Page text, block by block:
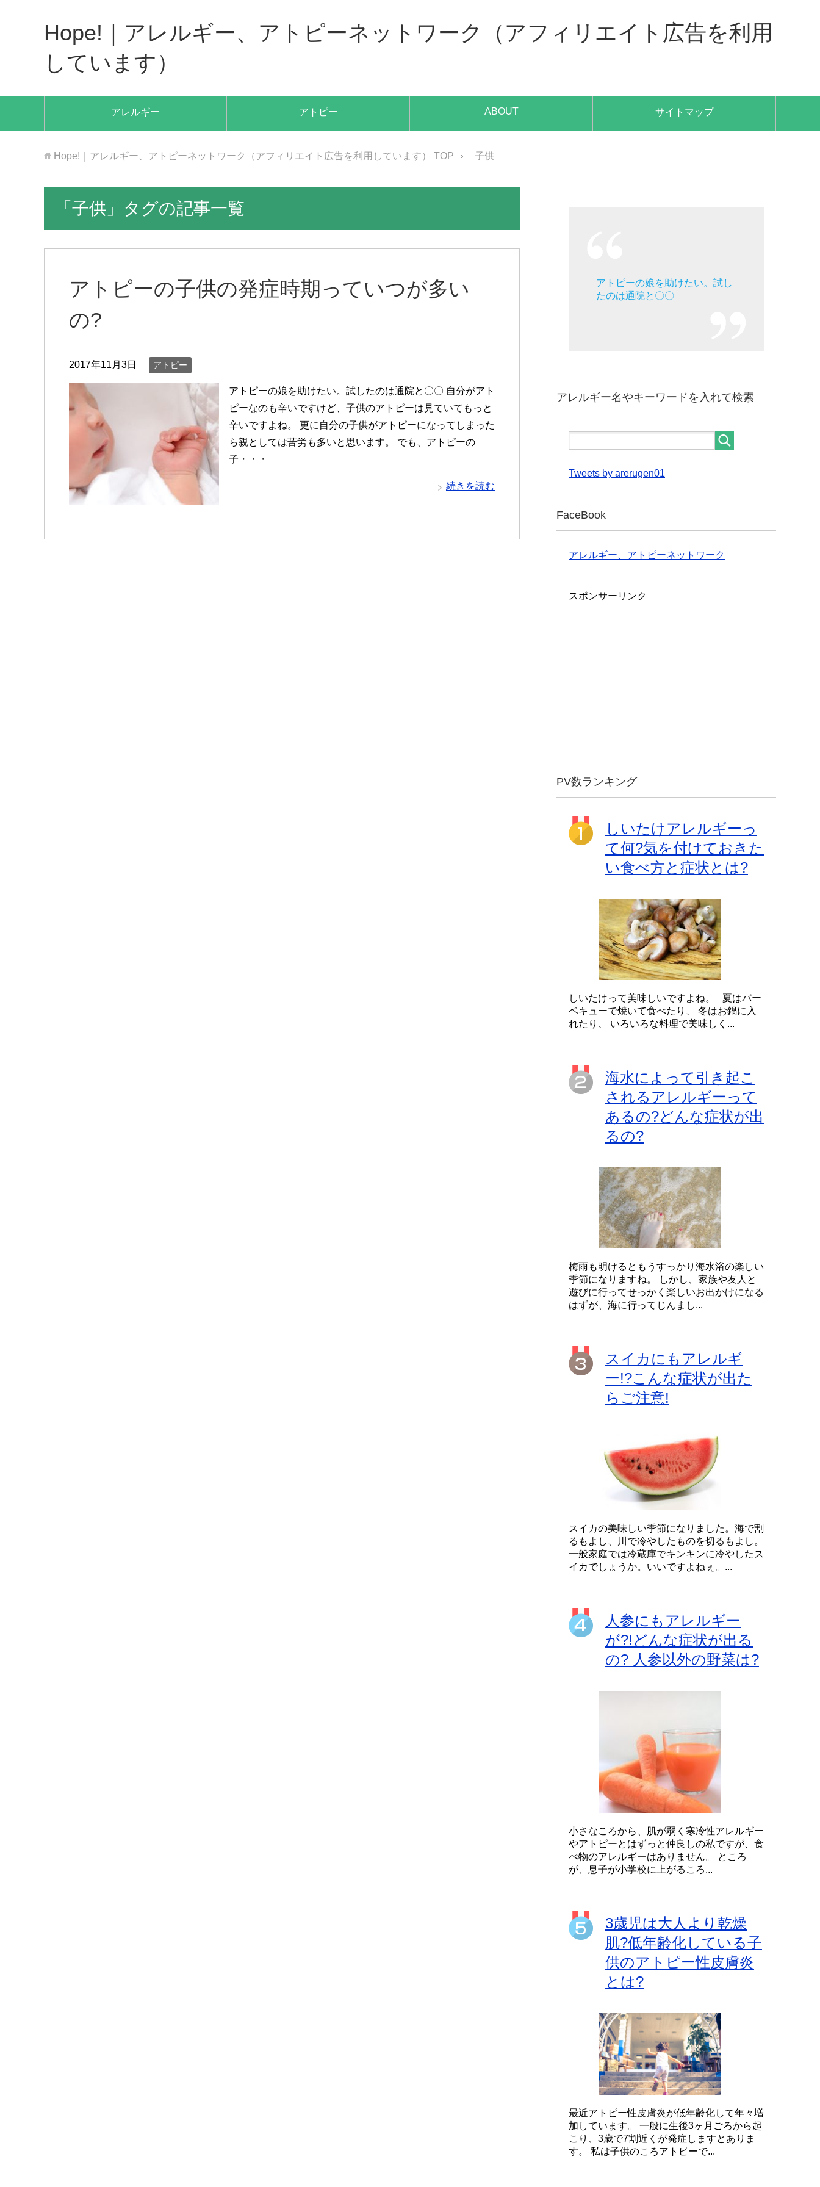
Hope!｜アレルギー、アトピーネットワーク（アフィリエイト広告を利用
しています）
アレルギー アトピー ABOUT サイトマップ
Hope!｜アレルギー、アトピーネットワーク（アフィリエイト広告を利用しています） TOP 子供
「子供」タグの記事一覧
アトピーの子供の発症時期っていつが多い
の?
2017年11月3日 アトピー
アトピーの娘を助けたい。試したのは通院と〇〇 自分がアト
ピーなのも辛いですけど、子供のアトピーは見ていてもっと
辛いですよね。 更に自分の子供がアトピーになってしまった
ら親としては苦労も多いと思います。 でも、アトピーの
子・・・
続きを読む
アトピーの娘を助けたい。試し
たのは通院と〇〇
アレルギー名やキーワードを入れて検索
Tweets by arerugen01
FaceBook
アレルギー、アトピーネットワーク
スポンサーリンク
PV数ランキング
しいたけアレルギーっ
て何?気を付けておきた
い食べ方と症状とは?
しいたけって美味しいですよね。 夏はバー
ベキューで焼いて食べたり、 冬はお鍋に入
れたり、 いろいろな料理で美味しく...
海水によって引き起こ
されるアレルギーって
あるの?どんな症状が出
るの?
梅雨も明けるともうすっかり海水浴の楽しい
季節になりますね。 しかし、家族や友人と
遊びに行ってせっかく楽しいお出かけになる
はずが、海に行ってじんまし...
スイカにもアレルギ
ー!?こんな症状が出た
らご注意!
スイカの美味しい季節になりました。海で割
るもよし、川で冷やしたものを切るもよし。
一般家庭では冷蔵庫でキンキンに冷やしたス
イカでしょうか。いいですよねぇ。...
人参にもアレルギー
が?!どんな症状が出る
の? 人参以外の野菜は?
小さなころから、肌が弱く寒冷性アレルギー
やアトピーとはずっと仲良しの私ですが、食
べ物のアレルギーはありません。 ところ
が、息子が小学校に上がるころ...
3歳児は大人より乾燥
肌?低年齢化している子
供のアトピー性皮膚炎
とは?
最近アトピー性皮膚炎が低年齢化して年々増
加しています。 一般に生後3ヶ月ごろから起
こり、3歳で7割近くが発症しますとありま
す。 私は子供のころアトピーで...